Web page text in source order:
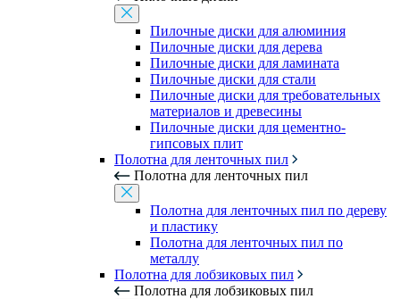
Пилочные диски для алюминия
Пилочные диски для дерева
Пилочные диски для ламината
Пилочные диски для стали
Пилочные диски для требовательных
материалов и древесины
Пилочные диски для цементно-
гипсовых плит
Полотна для ленточных пил
Полотна для ленточных пил
Полотна для ленточных пил по дереву
и пластику
Полотна для ленточных пил по
металлу
Полотна для лобзиковых пил
Полотна для лобзиковых пил